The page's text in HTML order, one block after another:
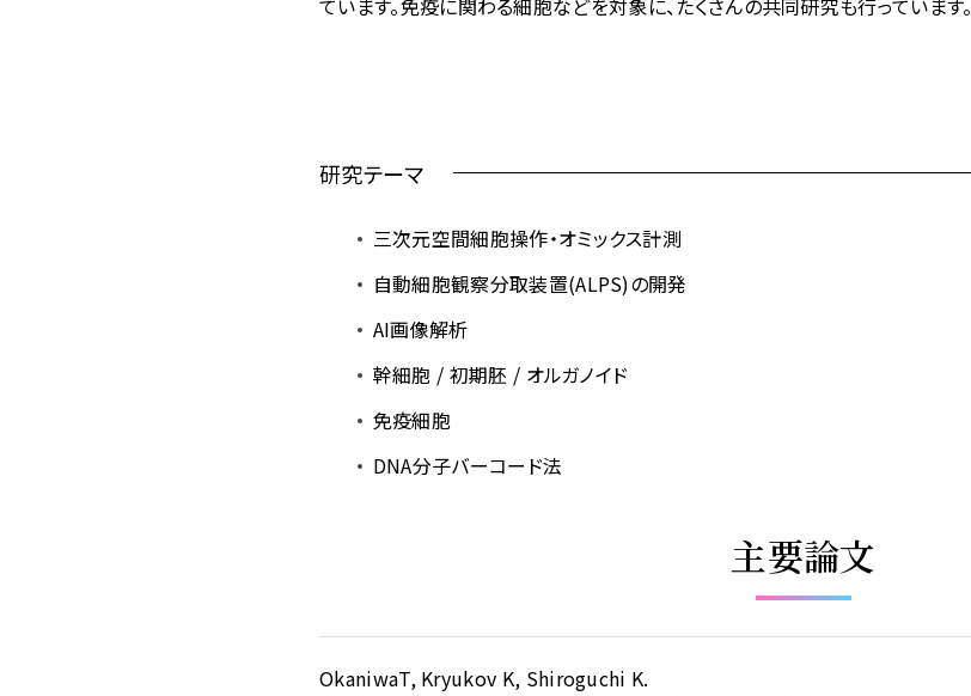
ています。免疫に関わる細胞などを対象に、たくさんの共同研究も行っています。
研究テーマ
三次元空間細胞操作・オミックス計測
自動細胞観察分取装置(ALPS)の開発
AI画像解析
幹細胞 / 初期胚 / オルガノイド
免疫細胞
DNA分子バーコード法
主要論文
OkaniwaT, Kryukov K, Shiroguchi K.